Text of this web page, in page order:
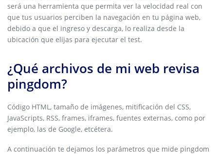
será una herramienta que permita ver la velocidad real con
que tus usuarios perciben la navegación en tu página web,
debido a que el ingreso y descarga, lo realiza desde la
ubicación que elijas para ejecutar el test.
¿Qué archivos de mi web revisa
pingdom?
Código HTML, tamaño de imágenes, mitificación del CSS,
JavaScripts, RSS, frames, iframes, fuentes externas, como por
ejemplo, las de Google, etcétera.
A continuación te dejamos los parámetros que mide pingdom